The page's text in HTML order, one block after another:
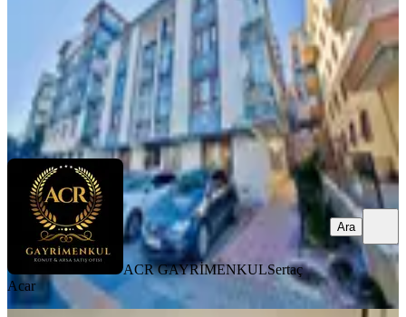
4.199.000 ₺
ACR GAYRİMENKUL Sertaç Acar
Ara
ACR GAYRİMENKULSertaç
Acar
Ara